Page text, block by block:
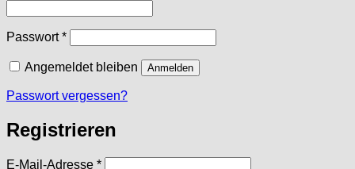
Passwort*Erforderlich
Angemeldet bleiben Anmelden
Passwort vergessen?
Registrieren
E-Mail-Adresse *Erforderlich